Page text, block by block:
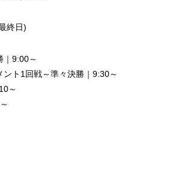
終日)
｜9:00～
ント1回戦～準々決勝｜9:30～
～